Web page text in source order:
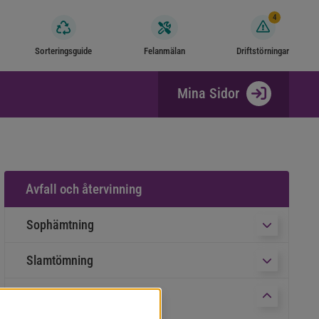
Sorteringsguide
Felanmälan
4
Driftstörningar
Mina Sidor
Avfall och återvinning
Sophämtning Undermeny
Slamtömning Undermeny
Undermeny